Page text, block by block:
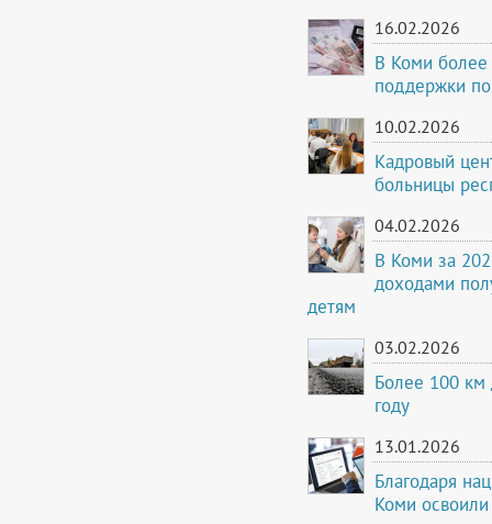
16.02.2026
В Коми
поддержки
10.02.2026
Кадровый
больницы
04.02.2026
В Коми за
доходами
детям
03.02.2026
Более 100 км
году
13.01.2026
Благодаря
Коми